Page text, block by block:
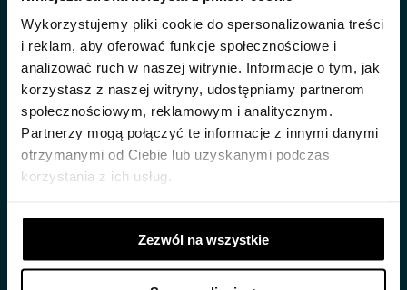
Wykorzystujemy pliki cookie do spersonalizowania treści
i reklam, aby oferować funkcje społecznościowe i
analizować ruch w naszej witrynie. Informacje o tym, jak
korzystasz z naszej witryny, udostępniamy partnerom
społecznościowym, reklamowym i analitycznym.
Partnerzy mogą połączyć te informacje z innymi danymi
otrzymanymi od Ciebie lub uzyskanymi podczas
korzystania z ich usług.
Zezwól na wszystkie
NOWY SEZON 2025/2026
ZAPROSZENIE DO ROZMOWY O SPRAWACH
NAJWAŻNIEJSZYCH